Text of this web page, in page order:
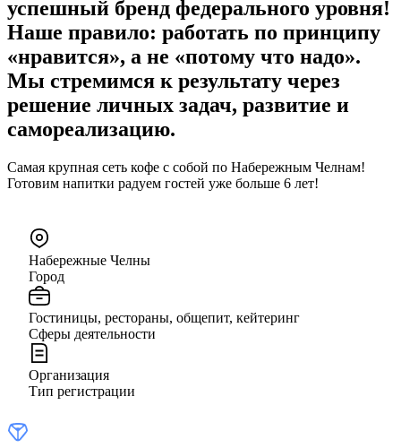
успешный бренд федерального уровня!
Наше правило: работать по принципу
«нравится», а не «потому что надо».
Мы стремимся к результату через
решение личных задач, развитие и
самореализацию.
Самая крупная сеть кофе с собой по Набережным Челнам!
Готовим напитки радуем гостей уже больше 6 лет!
Набережные Челны
Город
Гостиницы, рестораны, общепит, кейтеринг
Сферы деятельности
Организация
Тип регистрации